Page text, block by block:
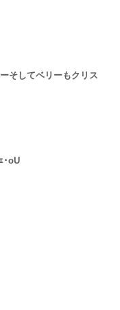
そしてベリーもクリス
･oU